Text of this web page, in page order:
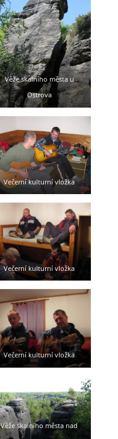
Věže skalního města u
Ostrova
Večerní kulturní vložka
Večerní kulturní vložka
Večerní kulturní vložka
Věže skalního města nad